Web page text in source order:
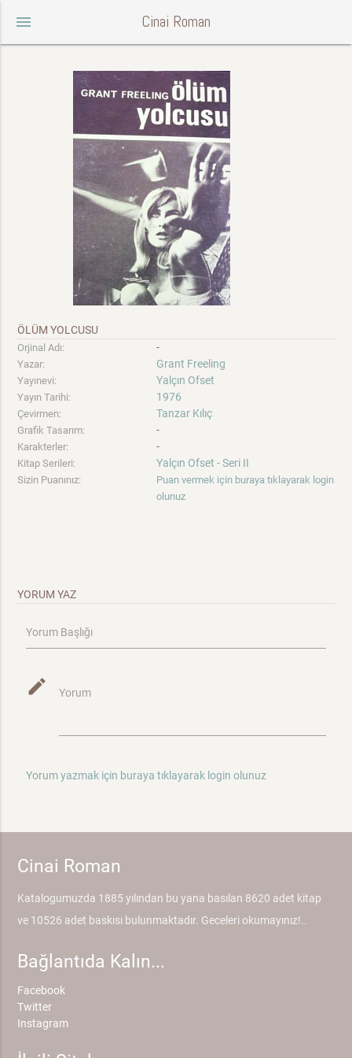
menu Cinai Roman
ÖLÜM YOLCUSU
Orjinal Adı: -
Yazar: Grant Freeling
Yayınevi: Yalçın Ofset
Yayın Tarihi: 1976
Çevirmen: Tanzar Kılıç
Grafik Tasarım: -
Karakterler: -
Kitap Serileri: Yalçın Ofset - Seri II
Sizin Puanınız:
Puan vermek için buraya tıklayarak login
olunuz
YORUM YAZ
Yorum Başlığı
mode_edit Yorum
Yorum yazmak için buraya tıklayarak login olunuz
Cinai Roman
Katalogumuzda 1885 yılından bu yana basılan 8620 adet kitap
ve 10526 adet baskısı bulunmaktadır. Geceleri okumayınız!..
Bağlantıda Kalın...
Facebook
Twitter
Instagram